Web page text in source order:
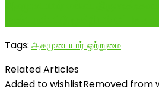
Tags: அகமுடையார் ஒற்றுமை
Related Articles
Added to wishlistRemoved from